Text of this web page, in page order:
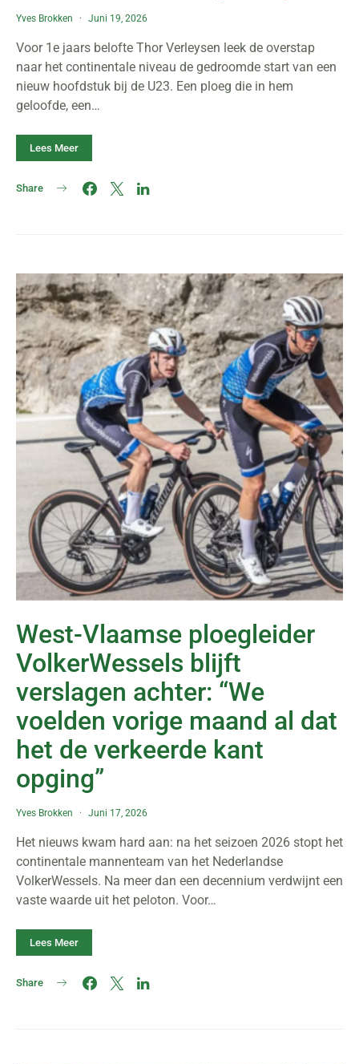
Yves Brokken Juni 19, 2026
Voor 1e jaars belofte Thor Verleysen leek de overstap
naar het continentale niveau de gedroomde start van een
nieuw hoofdstuk bij de U23. Een ploeg die in hem
geloofde, een…
Lees Meer
Share
West-Vlaamse ploegleider
VolkerWessels blijft
verslagen achter: “We
voelden vorige maand al dat
het de verkeerde kant
opging”
Yves Brokken Juni 17, 2026
Het nieuws kwam hard aan: na het seizoen 2026 stopt het
continentale mannenteam van het Nederlandse
VolkerWessels. Na meer dan een decennium verdwijnt een
vaste waarde uit het peloton. Voor…
Lees Meer
Share